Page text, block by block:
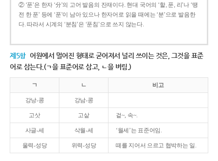
② ‘푼’은 한자 ‘分’의 고어 발음의 잔재이다. 현대 국어의 ‘할, 푼, 리’나 ‘땡
전 한 푼’ 등에 ‘푼’이 남아 있으나 한자어로 읽을 때에는 ‘분’으로 발음한
다. 따라서 시계의 ‘분침’은 ‘푼침’으로 쓰지 않는다.
제5항 어원에서 멀어진 형태로 굳어져서 널리 쓰이는 것은, 그것을 표준
어로 삼는다.(ㄱ을 표준어로 삼고, ㄴ을 버림.)
ㄱ ㄴ 비고
강낭-콩 강남-콩
고삿 고샅 겉~, 속~.
사글-세 삭월-세 ‘월세’는 표준어임.
울력-성당 위력-성당 떼를 지어서 으르고 협박하는 일.